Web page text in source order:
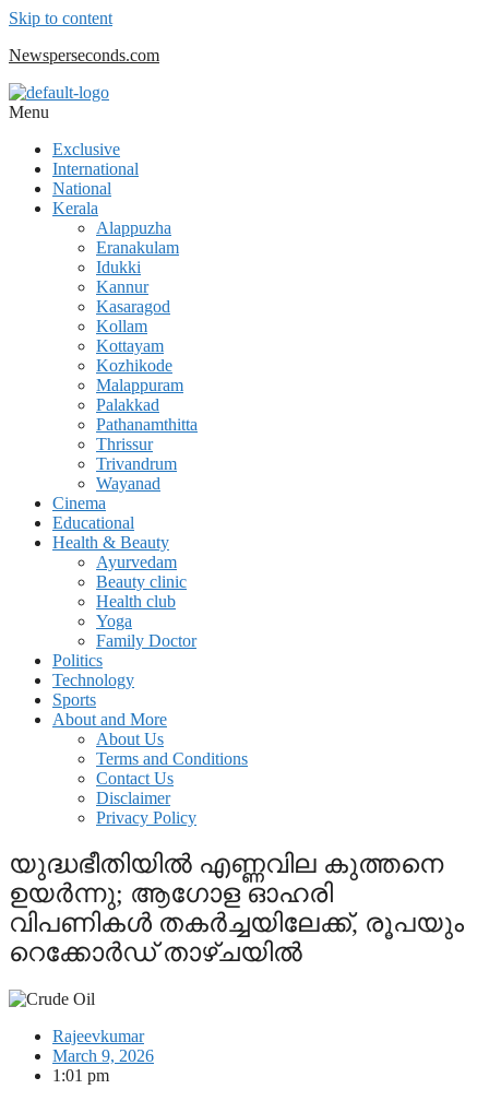
Skip to content
Newsperseconds.com
Menu
Exclusive
International
National
Kerala
Alappuzha
Eranakulam
Idukki
Kannur
Kasaragod
Kollam
Kottayam
Kozhikode
Malappuram
Palakkad
Pathanamthitta
Thrissur
Trivandrum
Wayanad
Cinema
Educational
Health & Beauty
Ayurvedam
Beauty clinic
Health club
Yoga
Family Doctor
Politics
Technology
Sports
About and More
About Us
Terms and Conditions
Contact Us
Disclaimer
Privacy Policy
യുദ്ധഭീതിയിൽ എണ്ണവില കുത്തനെ
ഉയർന്നു; ആഗോള ഓഹരി
വിപണികൾ തകർച്ചയിലേക്ക്, രൂപയും
റെക്കോർഡ് താഴ്ചയിൽ
Rajeevkumar
March 9, 2026
1:01 pm